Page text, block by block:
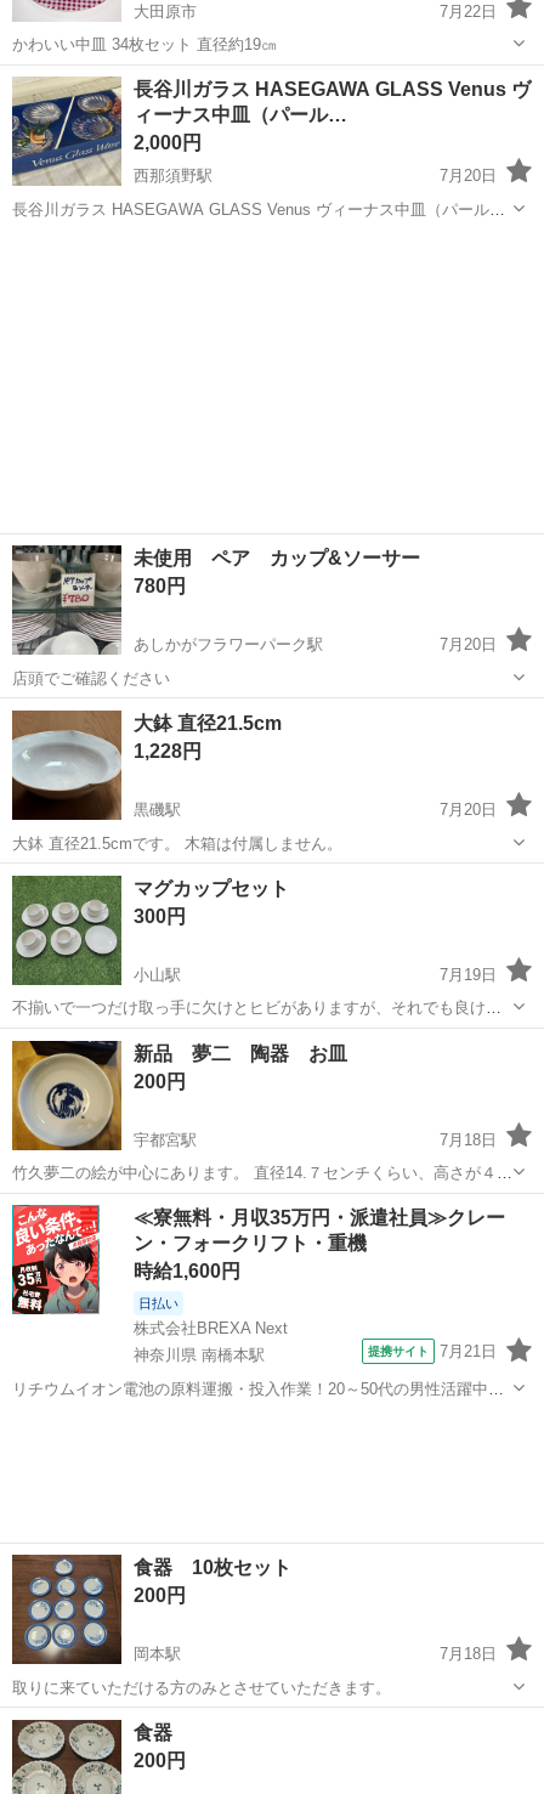
大田原市
7月22日
かわいい中皿 34枚セット 直径約19㎝
栃木 大田原市 食器 セット
長谷川ガラス HASEGAWA GLASS Venus ヴ
ィーナス中皿（パール…
2,000円
西那須野駅
7月20日
長谷川ガラス HASEGAWA GLASS Venus ヴィーナス中皿（パールラ
未使用 ペア カップ&ソーサー
780円
あしかがフラワーパーク駅
7月20日
店頭でご確認ください
栃木 足利市 あしかがフラワーパーク駅
大鉢 直径21.5cm
1,228円
黒磯駅
7月20日
大鉢 直径21.5cmです。 木箱は付属しません。
栃木 那須塩原市 黒磯駅 食器
マグカップセット
300円
小山駅
7月19日
不揃いで一つだけ取っ手に欠けとヒビがありますが、それでも良けれ
ば是非どうぞ！ ちなみに殆ど使っていませんでした(((^_^;)
栃木 小山市 小山駅 食器
新品 夢二 陶器 お皿
200円
宇都宮駅
7月18日
竹久夢二の絵が中心にあります。 直径14.７センチくらい、高さが４セ
ンチくらいです。 未使用品です
栃木 宇都宮市 宇都宮駅 食器
≪寮無料・月収35万円・派遣社員≫クレー
ン・フォークリフト・重機
時給1,600円
日払い
株式会社BREXA Next
神奈川県 南橋本駅
提携サイト 7月21日
リチウムイオン電池の原料運搬・投入作業！20～50代の男性活躍中★
食器 10枚セット
200円
岡本駅
7月18日
取りに来ていただける方のみとさせていただきます。
栃木 宇都宮市
食器
200円